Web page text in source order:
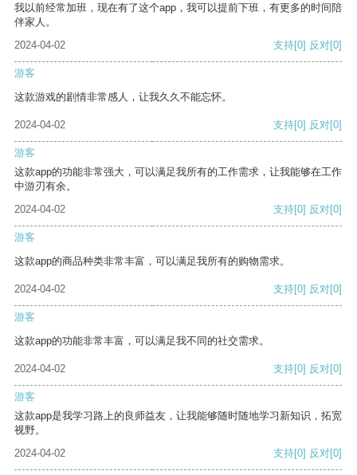
我以前经常加班，现在有了这个app，我可以提前下班，有更多的时间陪
伴家人。
2024-04-02
支持[0] 反对[0]
游客
这款游戏的剧情非常感人，让我久久不能忘怀。
2024-04-02 支持[0] 反对[0]
游客
这款app的功能非常强大，可以满足我所有的工作需求，让我能够在工作
中游刃有余。
2024-04-02
支持[0] 反对[0]
游客
这款app的商品种类非常丰富，可以满足我所有的购物需求。
2024-04-02 支持[0] 反对[0]
游客
这款app的功能非常丰富，可以满足我不同的社交需求。
2024-04-02 支持[0] 反对[0]
游客
这款app是我学习路上的良师益友，让我能够随时随地学习新知识，拓宽
视野。
2024-04-02
支持[0] 反对[0]